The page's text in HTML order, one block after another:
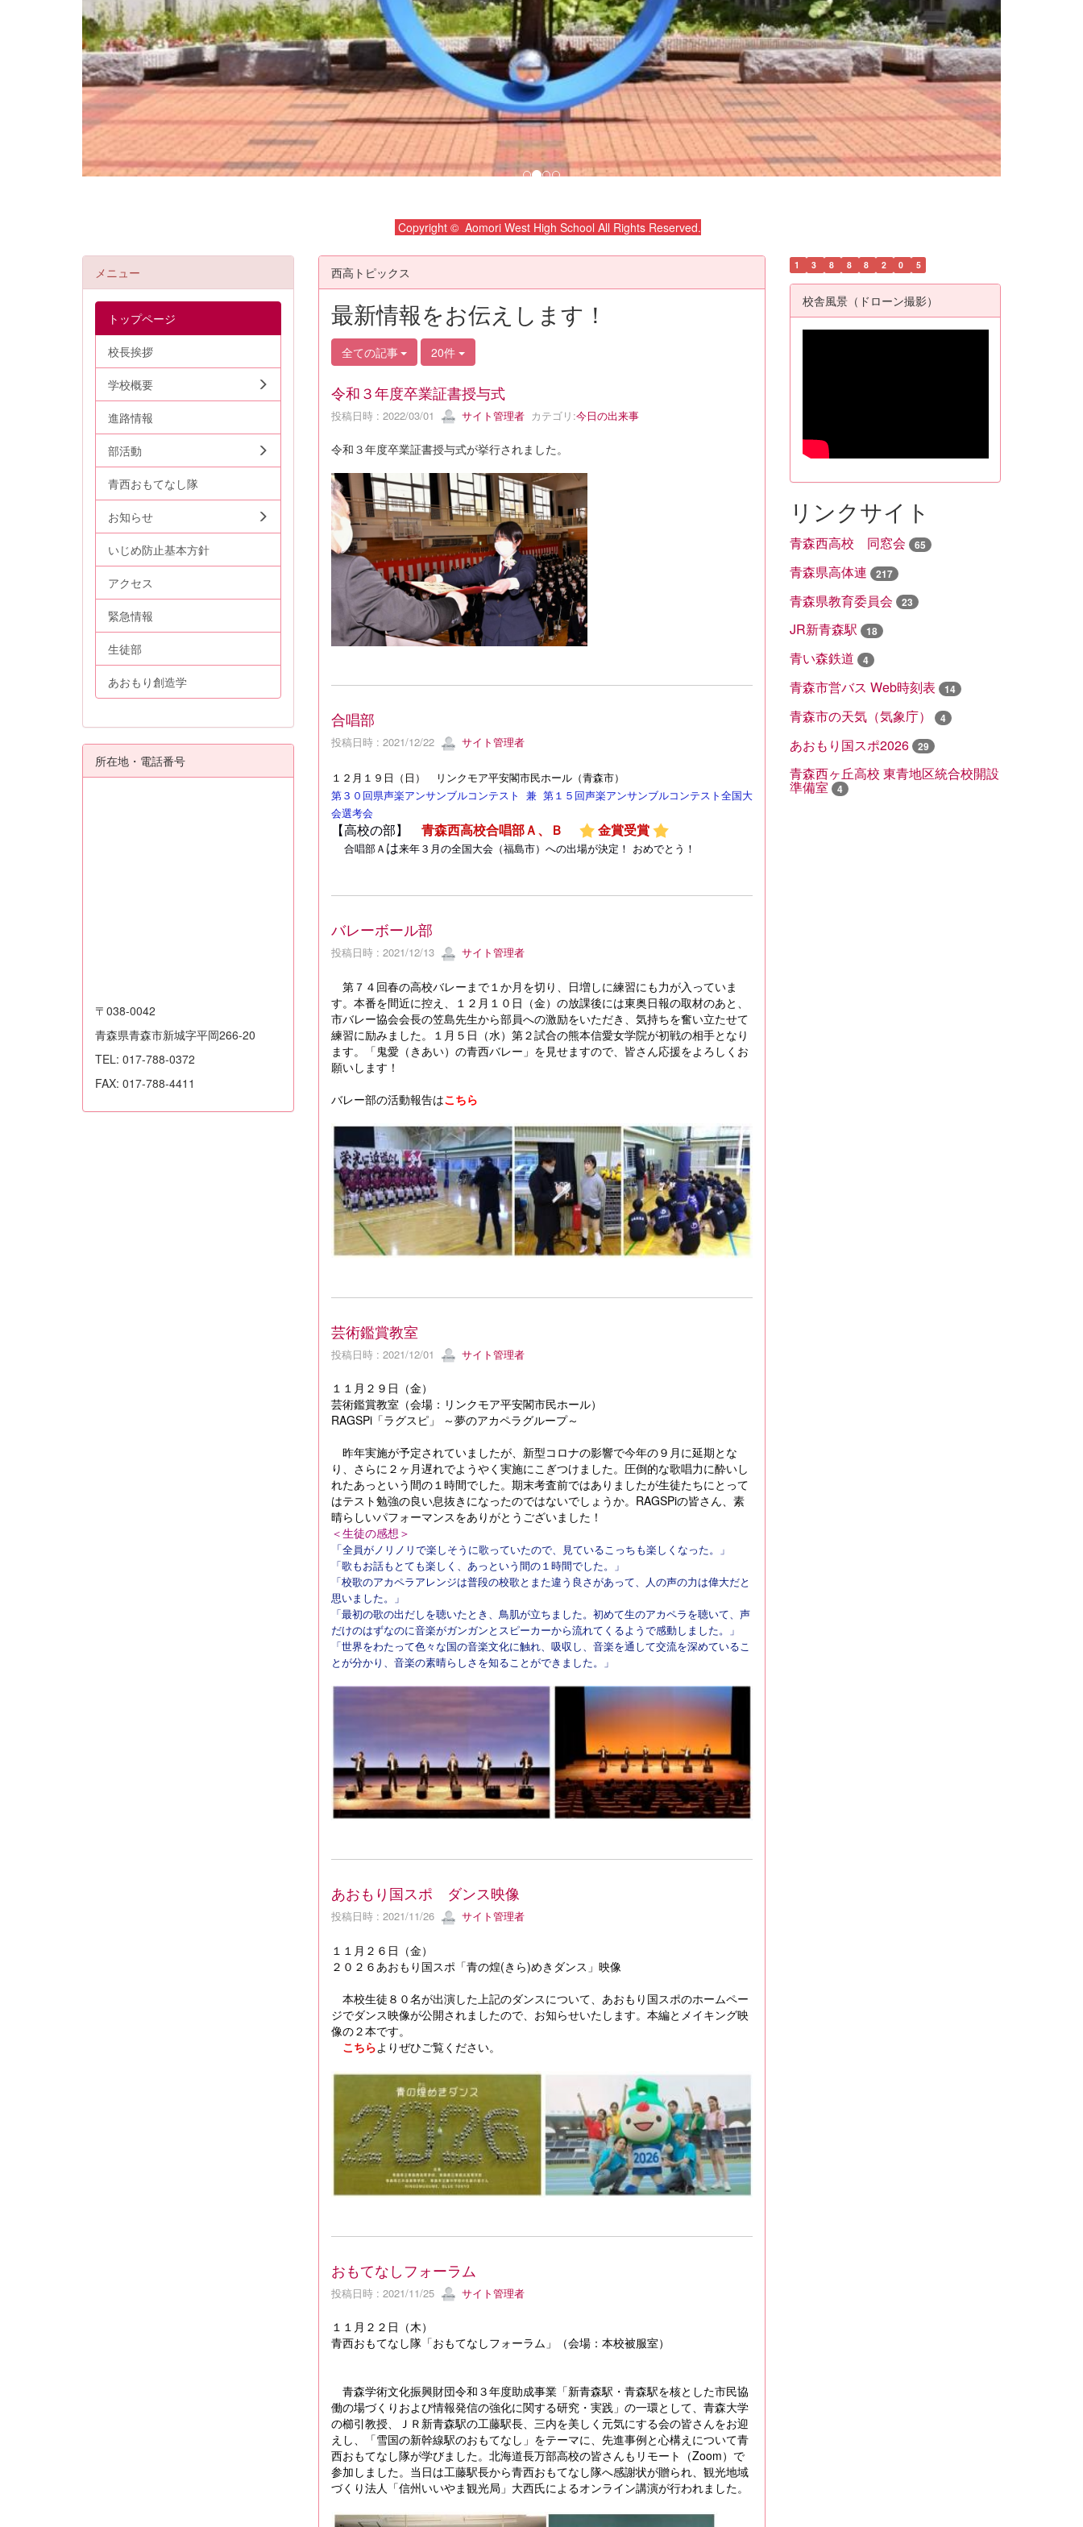
Copyright © Aomori West High School All Rights Reserved.
西高トピックス
最新情報をお伝えします！
全ての記事 20件
令和３年度卒業証書授与式
投稿日時 : 2022/03/01 サイト管理者カテゴリ:今日の出来事
令和３年度卒業証書授与式が挙行されました。
合唱部
投稿日時 : 2021/12/22 サイト管理者
１２月１９日（日） リンクモア平安閣市民ホール（青森市）
第３０回県声楽アンサンブルコンテスト 兼 第１５回声楽アンサンブルコンテスト全国大
会選考会
【高校の部】 青森西高校合唱部Ａ、Ｂ 金賞受賞
合唱部Ａ は来年３月の全国大会（福島市）への出場が決定！ おめでとう！
バレーボール部
投稿日時 : 2021/12/13 サイト管理者
第７４回春の高校バレーまで１か月を切り、日増しに練習にも力が入っていま
す。本番を間近に控え、１２月１０日（金）の放課後には東奥日報の取材のあと、
市バレー協会会長の笠島先生から部員への激励をいただき、気持ちを奮い立たせて
練習に励みました。１月５日（水）第２試合の熊本信愛女学院が初戦の相手となり
ます。「鬼愛（きあい）の青西バレー」を見せますので、皆さん応援をよろしくお
願いします！
バレー部の活動報告はこちら
芸術鑑賞教室
投稿日時 : 2021/12/01 サイト管理者
１１月２９日（金）
芸術鑑賞教室（会場：リンクモア平安閣市民ホール）
RAGSPi「ラグスピ」 ～夢のアカペラグループ～
昨年実施が予定されていましたが、新型コロナの影響で今年の９月に延期とな
り、さらに２ヶ月遅れでようやく実施にこぎつけました。圧倒的な歌唱力に酔いし
れたあっという間の１時間でした。期末考査前ではありましたが生徒たちにとって
はテスト勉強の良い息抜きになったのではないでしょうか。RAGSPiの皆さん、素
晴らしいパフォーマンスをありがとうございました！
＜生徒の感想＞
「全員がノリノリで楽しそうに歌っていたので、見ているこっちも楽しくなった。」
「歌もお話もとても楽しく、あっという間の１時間でした。」
「校歌のアカペラアレンジは普段の校歌とまた違う良さがあって、人の声の力は偉大だと
思いました。」
「最初の歌の出だしを聴いたとき、鳥肌が立ちました。初めて生のアカペラを聴いて、声
だけのはずなのに音楽がガンガンとスピーカーから流れてくるようで感動しました。」
「世界をわたって色々な国の音楽文化に触れ、吸収し、音楽を通して交流を深めているこ
とが分かり、音楽の素晴らしさを知ることができました。」
あおもり国スポ ダンス映像
投稿日時 : 2021/11/26 サイト管理者
１１月２６日（金）
２０２６あおもり国スポ「青の煌(きら)めきダンス」映像
本校生徒８０名が出演した上記のダンスについて、あおもり国スポのホームペー
ジでダンス映像が公開されましたので、お知らせいたします。本編とメイキング映
像の２本です。
こちらよりぜひご覧ください。
おもてなしフォーラム
投稿日時 : 2021/11/25 サイト管理者
１１月２２日（木）
青西おもてなし隊「おもてなしフォーラム」（会場：本校被服室）
青森学術文化振興財団令和３年度助成事業「新青森駅・青森駅を核とした市民協
働の場づくりおよび情報発信の強化に関する研究・実践」の一環として、青森大学
の櫛引教授、ＪＲ新青森駅の工藤駅長、三内を美しく元気にする会の皆さんをお迎
えし、「雪国の新幹線駅のおもてなし」をテーマに、先進事例と心構えについて青
西おもてなし隊が学びました。北海道長万部高校の皆さんもリモート（Zoom）で
参加しました。当日は工藤駅長から青西おもてなし隊へ感謝状が贈られ、観光地域
づくり法人「信州いいやま観光局」大西氏によるオンライン講演が行われました。
メニュー
トップページ
校長挨拶
学校概要
進路情報
部活動
青西おもてなし隊
お知らせ
いじめ防止基本方針
アクセス
緊急情報
生徒部
あおもり創造学
所在地・電話番号
〒038-0042
青森県青森市新城字平岡266-20
TEL: 017-788-0372
FAX: 017-788-4411
1 3 8 8 8 2 0 5
校舎風景（ドローン撮影）
リンクサイト
青森西高校 同窓会 65
青森県高体連 217
青森県教育委員会 23
JR新青森駅 18
青い森鉄道 4
青森市営バス Web時刻表 14
青森市の天気（気象庁） 4
あおもり国スポ2026 29
青森西ヶ丘高校 東青地区統合校開設
準備室 4